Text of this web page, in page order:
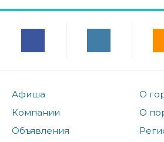
Афиша
Компании
Объявления
О
О